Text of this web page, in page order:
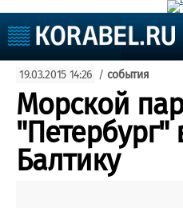
Судоходство
Судоремонт
События
Пресс-релизы
Порты
Рыболовство
ВМФ
Образование
19.03.2015 14:26 / события
Морской
"Петербург"
Балтику